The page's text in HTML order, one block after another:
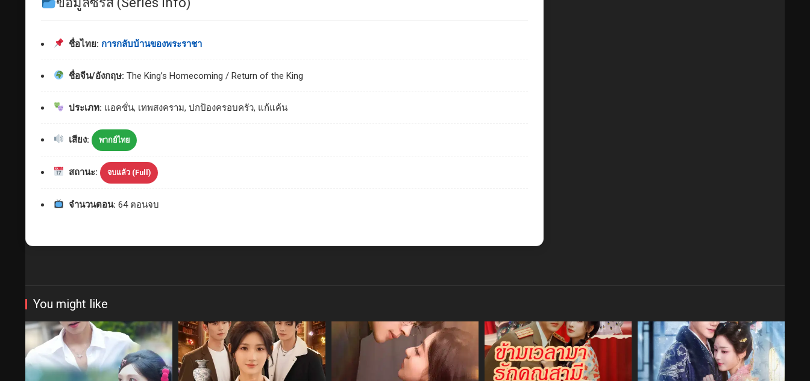
ชื่อไทย: การกลับบ้านของพระราชา
ชื่อจีน/อังกฤษ: The King’s Homecoming / Return of the King
ประเภท: แอคชั่น, เทพสงคราม, ปกป้องครอบครัว, แก้แค้น
เสียง: พากย์ไทย
สถานะ: จบแล้ว (Full)
จำนวนตอน: 64 ตอนจบ
You might like